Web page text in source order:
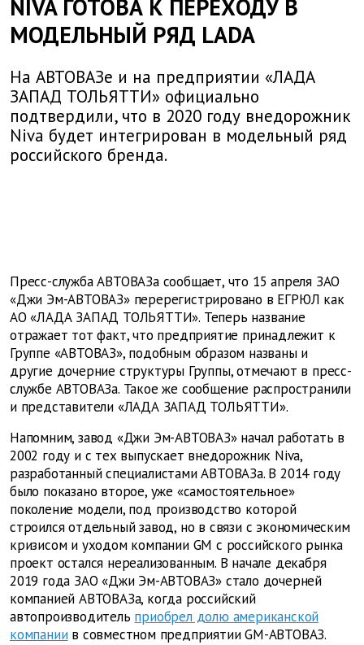
NIVA ГОТОВА К ПЕРЕХОДУ В
МОДЕЛЬНЫЙ РЯД LADA
На АВТОВАЗе и на предприятии «ЛАДА
ЗАПАД ТОЛЬЯТТИ» официально
подтвердили, что в 2020 году внедорожник
Niva будет интегрирован в модельный ряд
российского бренда.
Пресс-служба АВТОВАЗа сообщает, что 15 апреля ЗАО
«Джи Эм-АВТОВАЗ» перерегистрировано в ЕГРЮЛ как
АО «ЛАДА ЗАПАД ТОЛЬЯТТИ». Теперь название
отражает тот факт, что предприятие принадлежит к
Группе «АВТОВАЗ», подобным образом названы и
другие дочерние структуры Группы, отмечают в пресс-
службе АВТОВАЗа. Такое же сообщение распространили
и представители «ЛАДА ЗАПАД ТОЛЬЯТТИ».
Напомним, завод «Джи Эм-АВТОВАЗ» начал работать в
2002 году и с тех выпускает внедорожник Niva,
разработанный специалистами АВТОВАЗа. В 2014 году
было показано второе, уже «самостоятельное»
поколение модели, под производство которой
строился отдельный завод, но в связи с экономическим
кризисом и уходом компании GM с российского рынка
проект остался нереализованным. В начале декабря
2019 года ЗАО «Джи Эм-АВТОВАЗ» стало дочерней
компанией АВТОВАЗа, когда российский
автопроизводитель приобрел долю американской
компаниив совместном предприятии GM-АВТОВАЗ.